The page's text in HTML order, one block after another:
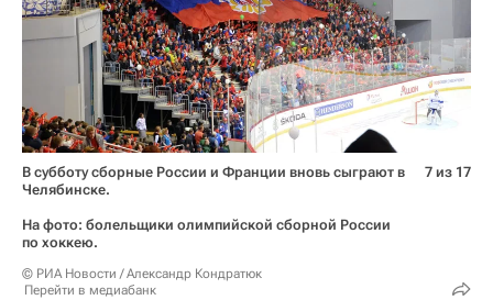
В субботу сборные России и Франции вновь сыграют в
Челябинске.
На фото: болельщики олимпийской сборной России
по хоккею.
© РИА Новости / Александр Кондратюк
Перейти в медиабанк
7 из 17